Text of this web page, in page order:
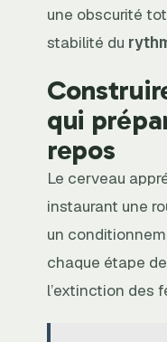
une obscurité
stabilité du
qui
repos
Le cerveau
instaurant une
un
chaque étape
l’extinction des